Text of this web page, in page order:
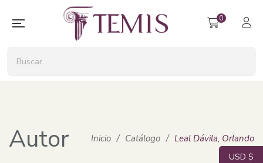
0
Autor Inicio / Catálogo / Leal Dávila, Orlando
USD $